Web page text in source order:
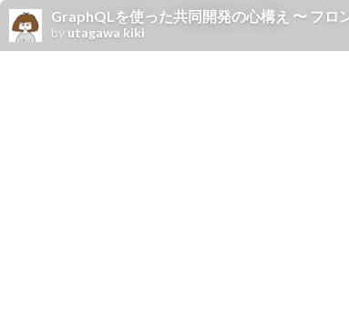
GraphQLを使った共同開発の心構え 〜 フロ
by utagawa kiki